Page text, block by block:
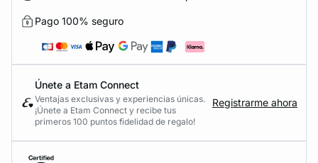
Pago 100% seguro
Únete a Etam Connect
Ventajas exclusivas y experiencias únicas.
¡Únete a Etam Connect y recibe tus
primeros 100 puntos fidelidad de regalo!
Registrarme ahora